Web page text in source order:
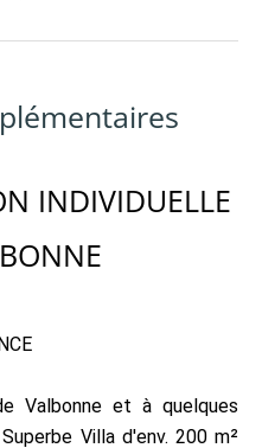
INDIVIDUELLE
Valbonne et à quelques
Villa d'env. 200 m²